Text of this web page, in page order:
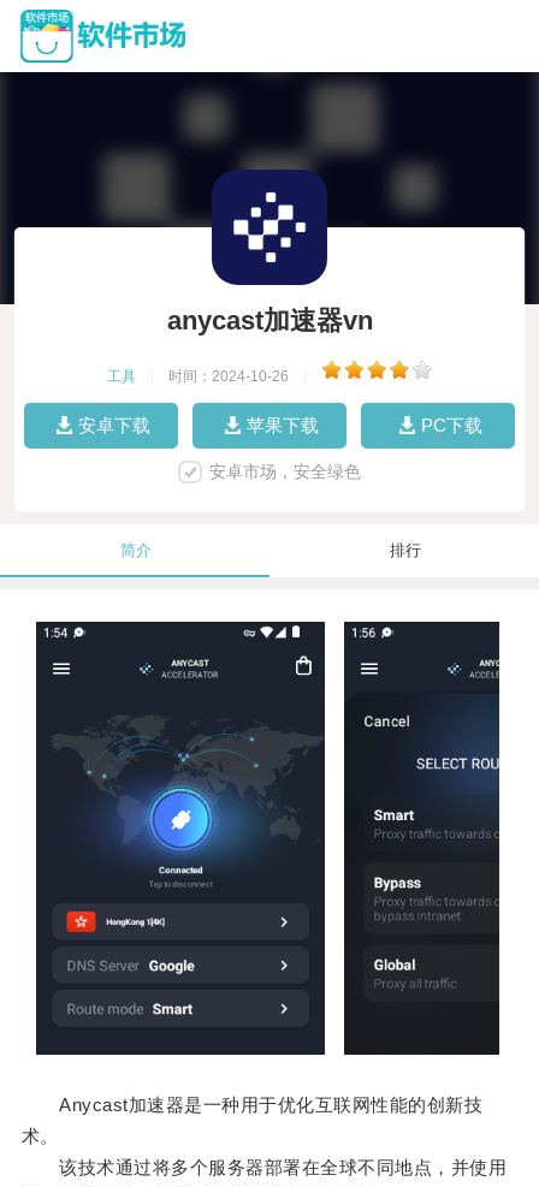
anycast加速器vn
工具 时间：2024-10-26
安卓下载 苹果下载 PC下载
安卓市场，安全绿色
简介 排行
Anycast加速器是一种用于优化互联网性能的创新技
术。
该技术通过将多个服务器部署在全球不同地点，并使用